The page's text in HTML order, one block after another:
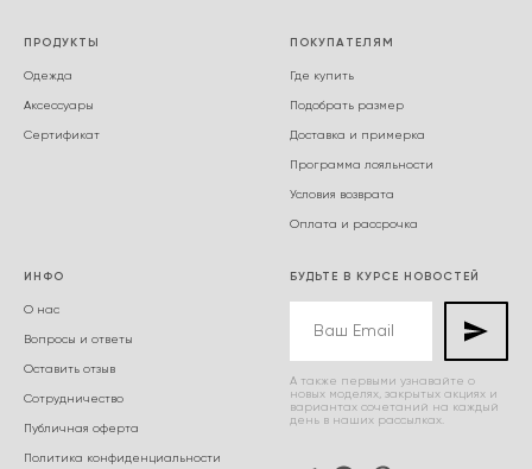
ПРОДУКТЫ
Одежда
Аксессуары
Сертификат
ПОКУПАТЕЛЯМ
Где купить
Подобрать размер
Доставка и примерка
Программа лояльности
Условия возврата
Оплата и рассрочка
ИНФО
О нас
Вопросы и ответы
Оставить отзыв
Сотрудничество
Публичная оферта
Политика конфиденциальности
БУДЬТЕ В КУРСЕ НОВОСТЕЙ
А также первыми узнавайте о
новых моделях, закрытых акциях и
вариантах сочетаний на каждый
день в наших рассылках.